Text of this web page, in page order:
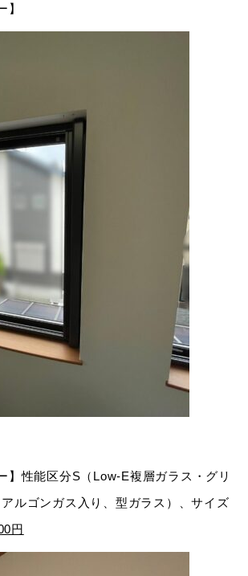
】
】性能区分S（Low-E複層ガラス・グリ
ルゴンガス入り、型ガラス）、サイズ
円